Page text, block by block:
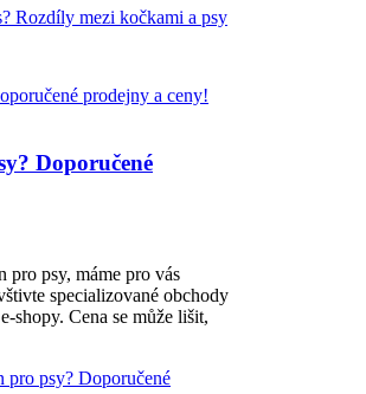
Rozdíly mezi kočkami a psy
Doporučené
pro psy, máme pro vás
specializované obchody
shopy. Cena se může lišit,
pro psy? Doporučené